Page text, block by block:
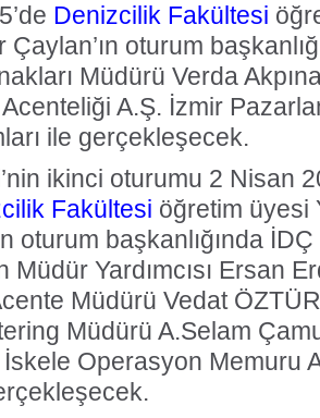
Denizcilik Fakültesi
oturum
Müdürü Verda
A.Ş. İzmir
ile gerçekleşecek.
ikinci oturumu 2 Nisan
Fakültesi öğretim üyesi
oturum başkanlığında
Müdür Yardımcısı Ersan
Müdürü Vedat
Müdürü A.Selam
Operasyon Memuru